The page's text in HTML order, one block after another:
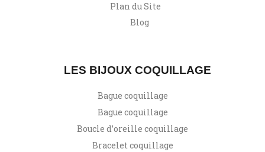
Plan du Site
Blog
LES BIJOUX COQUILLAGE
Bague coquillage
Bague coquillage
Boucle d’oreille coquillage
Bracelet coquillage